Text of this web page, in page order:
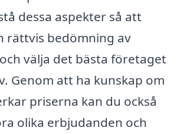
dessa aspekter så att
rättvis bedömning av
välja det bästa företaget
Genom att ha kunskap om
priserna kan du också
olika erbjudanden och